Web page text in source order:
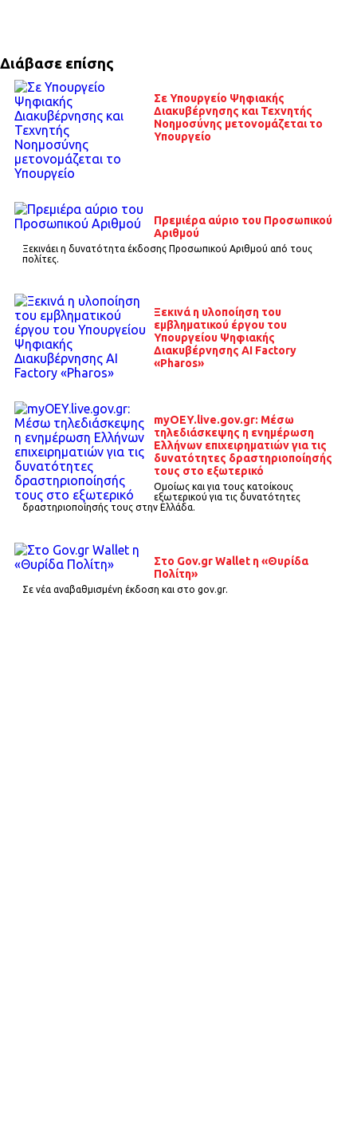
Διάβασε επίσης
Σε Υπουργείο Ψηφιακής
Διακυβέρνησης και Τεχνητής
Νοημοσύνης μετονομάζεται το
Υπουργείο
Πρεμιέρα αύριο του Προσωπικού
Αριθμού
Ξεκινάει η δυνατότητα έκδοσης Προσωπικού Αριθμού από τους
πολίτες.
Ξεκινά η υλοποίηση του
εμβληματικού έργου του
Υπουργείου Ψηφιακής
Διακυβέρνησης AI Factory
«Pharos»
myOEY.live.gov.gr: Μέσω
τηλεδιάσκεψης η ενημέρωση
Ελλήνων επιχειρηματιών για τις
δυνατότητες δραστηριοποίησής
τους στο εξωτερικό
Ομοίως και για τους κατοίκους
εξωτερικού για τις δυνατότητες
δραστηριοποίησής τους στην Ελλάδα.
Στο Gov.gr Wallet η «Θυρίδα
Πολίτη»
Σε νέα αναβαθμισμένη έκδοση και στο gov.gr.